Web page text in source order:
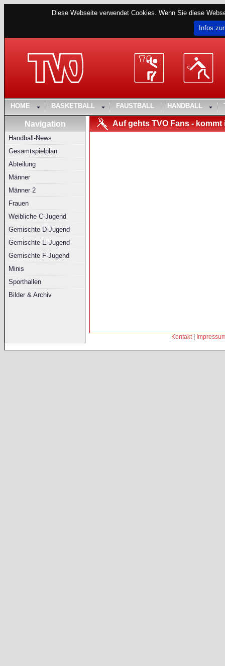
Diese Webseite verwendet Cookies. Wenn Sie diese
Infos
HOME BASKETBALL FAUSTBALL HANDBALL
Navigation
Handball-News
Gesamtspielplan
Abteilung
Männer
Männer 2
Frauen
Weibliche C-Jugend
Gemischte D-Jugend
Gemischte E-Jugend
Gemischte F-Jugend
Minis
Sporthallen
Bilder & Archiv
Auf gehts TVO Fans - kommt
Kontakt|